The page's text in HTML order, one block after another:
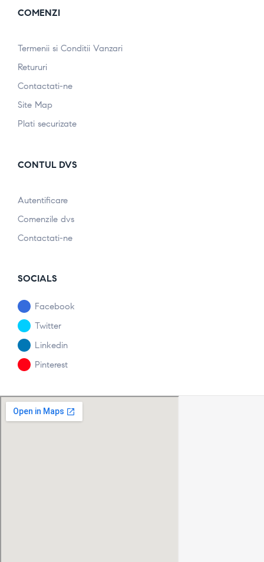
COMENZI
Termenii si Conditii Vanzari
Retururi
Contactati-ne
Site Map
Plati securizate
CONTUL DVS
Autentificare
Comenzile dvs
Contactati-ne
SOCIALS
Facebook
Twitter
Linkedin
Pinterest